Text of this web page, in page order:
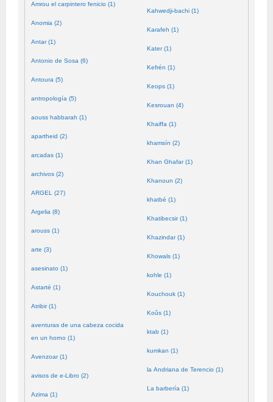
Amrou el carpintero fenicio (1)
Anomia (2)
Antar (1)
Antonio de Sosa (6)
Antoura (5)
antropología (5)
aouss habbarah (1)
apartheid (2)
arcadas (1)
archivos (2)
ARGEL (27)
Argelia (8)
arouss (1)
arte (3)
asesinato (1)
Astarté (1)
Atribir (1)
aventuras de una cabeza cocida
en un horno (1)
Avenzoar (1)
avisos de e-Libro (2)
Azima (1)
Kahwedji-bachi (1)
Karafeh (1)
Kater (1)
Kefrén (1)
Keops (1)
Kesrouan (4)
Khaiffa (1)
khamsín (2)
Khan Ghafar (1)
Khanoun (2)
khatbé (1)
Khatibecsir (1)
Khazindar (1)
Khowals (1)
kohle (1)
Kouchouk (1)
Koûs (1)
ktab (1)
kumkan (1)
la Andriana de Terencio (1)
La barbería (1)